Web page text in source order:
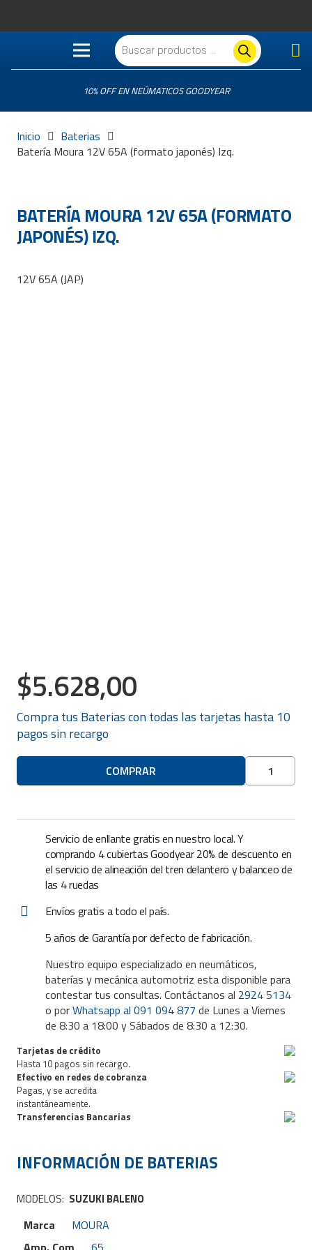
Búsqueda
de
productos
10% OFF EN NEÚMATICOS GOODYEAR
Inicio
Baterias
Batería Moura 12V 65A (formato japonés) Izq.
BATERÍA MOURA 12V 65A (FORMATO
JAPONÉS) IZQ.
12V 65A (JAP)
$5.628,00
Compra tus Bateriascon todas las tarjetas hasta 10
pagos sin recargo
Batería
Moura
(formato
Izq.
cantidad
COMPRAR
Servicio de enllante gratis en nuestro local. Y
comprando 4 cubiertas Goodyear 20% de descuento en
el servicio de alineación del tren delantero y balanceo de
las 4 ruedas
Envíos gratis a todo el país.
5 años de Garantía por defecto de fabricación.
Nuestro equipo especializado en neumáticos,
baterías y mecánica automotriz esta disponible para
contestar tus consultas. Contáctanos al 2924 5134
o porWhatsapp al 091 094 877 de Lunes a Viernes
de 8:30 a 18:00 y Sábados de 8:30 a 12:30.
Tarjetas de crédito
Hasta 10 pagos sin recargo.
Efectivo en redes de cobranza
Pagas, y se acredita
instantáneamente.
Transferencias Bancarias
INFORMACIÓN DE BATERIAS
MODELOS: SUZUKI BALENO
Marca
MOURA